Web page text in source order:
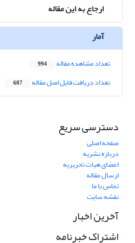
ارجاع به این مقاله
آمار
تعداد مشاهده مقاله 994
تعداد دریافت فایل اصل مقاله 687
دسترسی سریع
صفحه اصلی
درباره نشریه
اعضای هیات تحریریه
ارسال مقاله
تماس با ما
نقشه سایت
آخرین اخبار
اشتراک خبرنامه